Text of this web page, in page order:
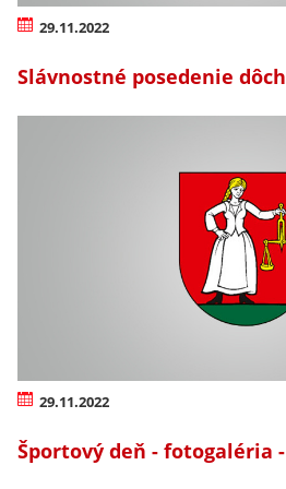
29.11.2022
Slávnostné posedenie
29.11.2022
Športový deň - fotogaléria -